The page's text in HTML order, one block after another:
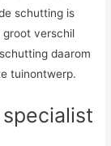
schutting is
groot verschil
daarom
tuinontwerp.